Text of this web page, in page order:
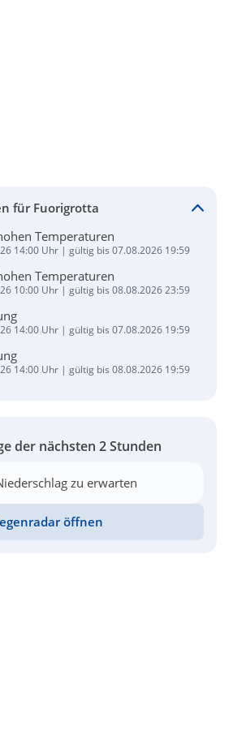
für Fuorigrotta
Temperaturen
14:00 Uhr | gültig bis 07.08.2026 19:59
Temperaturen
10:00 Uhr | gültig bis 08.08.2026 23:59
14:00 Uhr | gültig bis 07.08.2026 19:59
14:00 Uhr | gültig bis 08.08.2026 19:59
der nächsten 2 Stunden
zu erwarten
öffnen